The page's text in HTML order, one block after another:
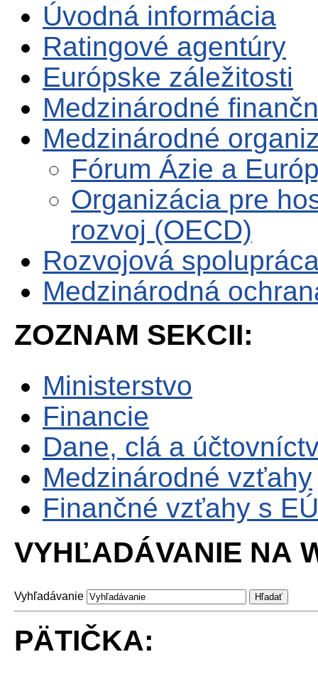
Úvodná informácia
Ratingové agentúry
Európske záležitosti
Medzinárodné
Medzinárodné
Fórum Ázie a
Organizácia pre
rozvoj (OECD)
Rozvojová
Medzinárodná
ZOZNAM SEKCII:
Ministerstvo
Financie
Dane, clá a
Medzinárodné vzťahy
Finančné vzťahy s EÚ
VYHĽADÁVANIE NA
Vyhľadávanie
PÄTIČKA: